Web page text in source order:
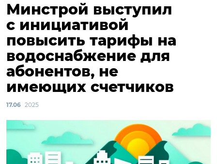
Минстрой выступил
с инициативой
повысить тарифы на
водоснабжение для
абонентов, не
имеющих счетчиков
17.06 2025